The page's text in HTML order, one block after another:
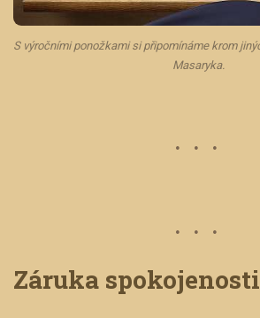
S výročními ponožkami si připomínáme krom
Masaryka.
Záruka spokojenosti